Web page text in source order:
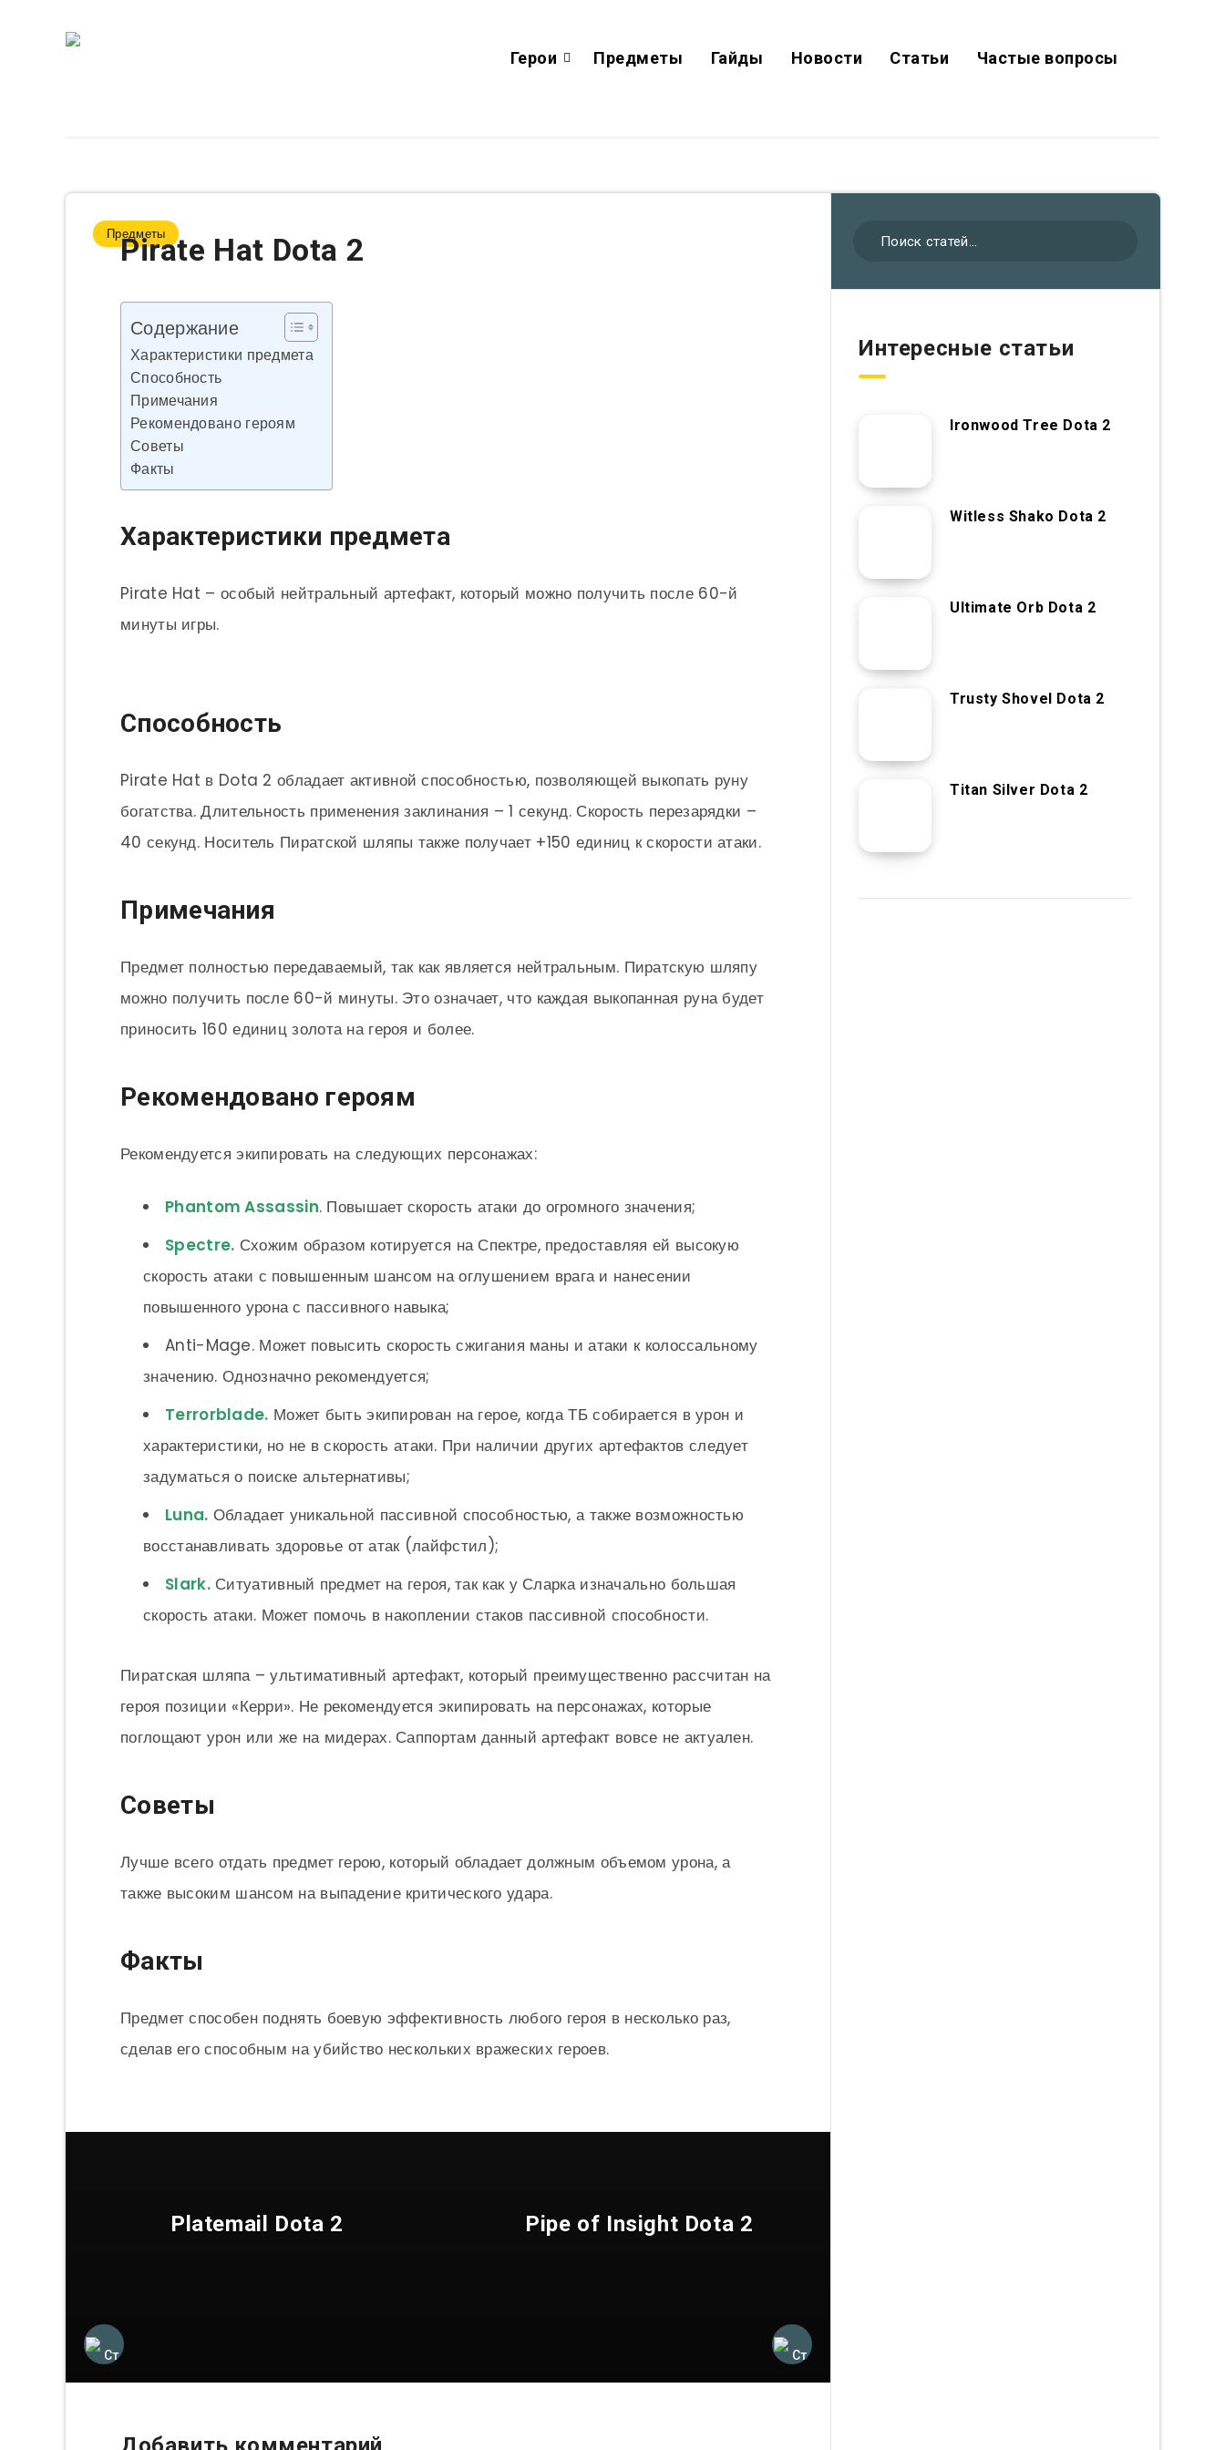
Герои Предметы Гайды Новости Статьи Частые вопросы
Предметы
Pirate Hat Dota 2
Содержание
Характеристики предмета
Способность
Примечания
Рекомендовано героям
Советы
Факты
Характеристики предмета
Pirate Hat – особый нейтральный артефакт, который можно получить после 60-й
минуты игры.
Способность
Pirate Hat в Dota 2 обладает активной способностью, позволяющей выкопать руну
богатства. Длительность применения заклинания – 1 секунд. Скорость перезарядки –
40 секунд. Носитель Пиратской шляпы также получает +150 единиц к скорости атаки.
Примечания
Предмет полностью передаваемый, так как является нейтральным. Пиратскую шляпу
можно получить после 60-й минуты. Это означает, что каждая выкопанная руна будет
приносить 160 единиц золота на героя и более.
Рекомендовано героям
Рекомендуется экипировать на следующих персонажах:
Phantom Assassin. Повышает скорость атаки до огромного значения;
Spectre. Схожим образом котируется на Спектре, предоставляя ей высокую
скорость атаки с повышенным шансом на оглушением врага и нанесении
повышенного урона с пассивного навыка;
Anti-Mage. Может повысить скорость сжигания маны и атаки к колоссальному
значению. Однозначно рекомендуется;
Terrorblade. Может быть экипирован на герое, когда ТБ собирается в урон и
характеристики, но не в скорость атаки. При наличии других артефактов следует
задуматься о поиске альтернативы;
Luna. Обладает уникальной пассивной способностью, а также возможностью
восстанавливать здоровье от атак (лайфстил);
Slark.Ситуативный предмет на героя, так как у Сларка изначально большая
скорость атаки. Может помочь в накоплении стаков пассивной способности.
Пиратская шляпа – ультимативный артефакт, который преимущественно рассчитан на
героя позиции «Керри». Не рекомендуется экипировать на персонажах, которые
поглощают урон или же на мидерах. Саппортам данный артефакт вовсе не актуален.
Советы
Лучше всего отдать предмет герою, который обладает должным объемом урона, а
также высоким шансом на выпадение критического удара.
Факты
Предмет способен поднять боевую эффективность любого героя в несколько раз,
сделав его способным на убийство нескольких вражеских героев.
Platemail Dota 2 Pipe of Insight Dota 2
Интересные статьи
Ironwood Tree Dota 2
Witless Shako Dota 2
Ultimate Orb Dota 2
Trusty Shovel Dota 2
Titan Silver Dota 2